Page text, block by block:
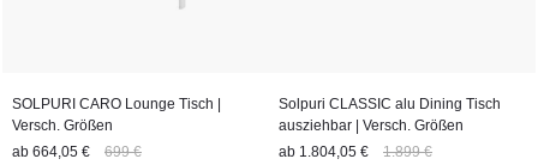
SOLPURI CARO Lounge Tisch |
Versch. Größen
ab 664,05 € 699 €
Solpuri CLASSIC alu Dining Tisch
ausziehbar | Versch. Größen
ab 1.804,05 € 1.899 €